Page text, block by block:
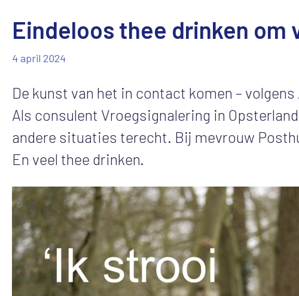
Eindeloos thee drinken
4 april 2024
De kunst van het in contact komen –
Als consulent Vroegsignalering in
andere situaties terecht. Bij mevrouw
En veel thee drinken.